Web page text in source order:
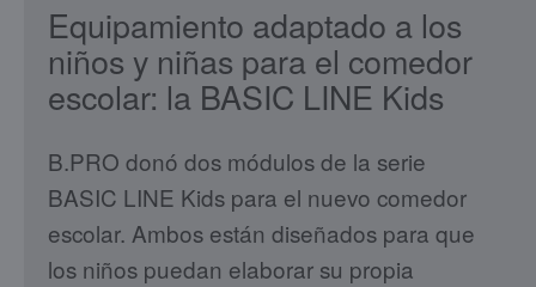
Equipamiento adaptado a los
niños y niñas para el comedor
escolar: la BASIC LINE Kids
B.PRO donó dos módulos de la serie
BASIC LINE Kids para el nuevo comedor
escolar. Ambos están diseñados para que
los niños puedan elaborar su propia